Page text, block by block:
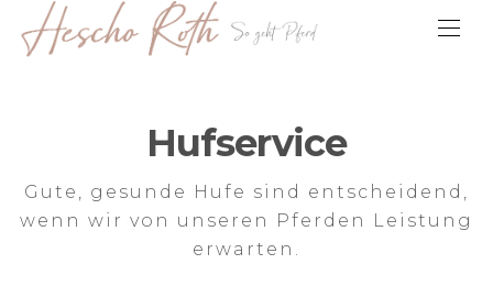
Hufservice
Gute, gesunde Hufe sind entscheidend,
wenn wir von unseren Pferden Leistung
erwarten.